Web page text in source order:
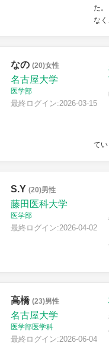
た
な
なの (20)女性
名古屋大学
医学部
最終ログイン:2026-03-15
て
S.Y (20)男性
藤田医科大学
医学部
最終ログイン:2026-04-02
高橋 (23)男性
名古屋大学
医学部医学科
最終ログイン:2026-06-04